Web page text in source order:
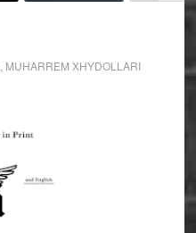
MUHARREM XHYDOLLARI